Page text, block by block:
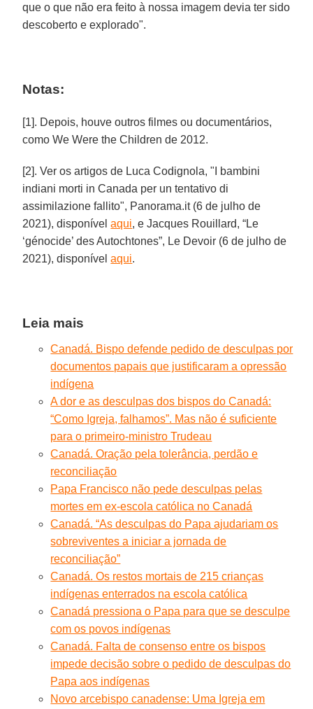
que o que não era feito à nossa imagem devia ter sido
descoberto e explorado".
Notas:
[1]. Depois, houve outros filmes ou documentários,
como We Were the Children de 2012.
[2]. Ver os artigos de Luca Codignola, "I bambini
indiani morti in Canada per un tentativo di
assimilazione fallito", Panorama.it (6 de julho de
2021), disponívelaqui, e Jacques Rouillard, “Le
‘génocide’ des Autochtones”, Le Devoir (6 de julho de
2021), disponívelaqui.
Leia mais
Canadá. Bispo defende pedido de desculpas por
documentos papais que justificaram a opressão
indígena
A dor e as desculpas dos bispos do Canadá:
“Como Igreja, falhamos”. Mas não é suficiente
para o primeiro-ministro Trudeau
Canadá. Oração pela tolerância, perdão e
reconciliação
Papa Francisco não pede desculpas pelas
mortes em ex-escola católica no Canadá
Canadá. “As desculpas do Papa ajudariam os
sobreviventes a iniciar a jornada de
reconciliação”
Canadá. Os restos mortais de 215 crianças
indígenas enterrados na escola católica
Canadá pressiona o Papa para que se desculpe
com os povos indígenas
Canadá. Falta de consenso entre os bispos
impede decisão sobre o pedido de desculpas do
Papa aos indígenas
Novo arcebispo canadense: Uma Igreja em